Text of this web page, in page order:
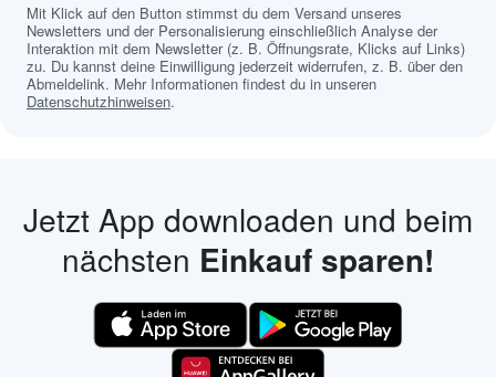
Mit Klick auf den Button stimmst du dem Versand unseres
Newsletters und der Personalisierung einschließlich Analyse der
Interaktion mit dem Newsletter (z. B. Öffnungsrate, Klicks auf Links)
zu. Du kannst deine Einwilligung jederzeit widerrufen, z. B. über den
Abmeldelink. Mehr Informationen findest du in unseren
Datenschutzhinweisen.
Jetzt App downloaden und beim
nächsten Einkauf sparen!